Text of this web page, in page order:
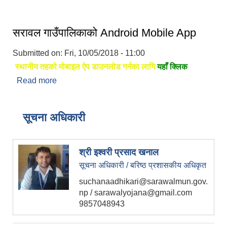
सरावल गाउँपालिकाको Android Mobile App
Submitted on: Fri, 10/05/2018 - 11:00
स्थानीय तहको मोबाइल ऐप डाउनलोड गर्नका लागि यहाँ क्लिक
Read more
सूचना अधिकारी
श्री इश्वरी प्रसाद खनाल
सूचना अधिकारी / बरिष्ठ प्रशासकीय अधिकृत
suchanaadhikari@sarawalmun.gov.
np / sarawalyojana@gmail.com
9857048943